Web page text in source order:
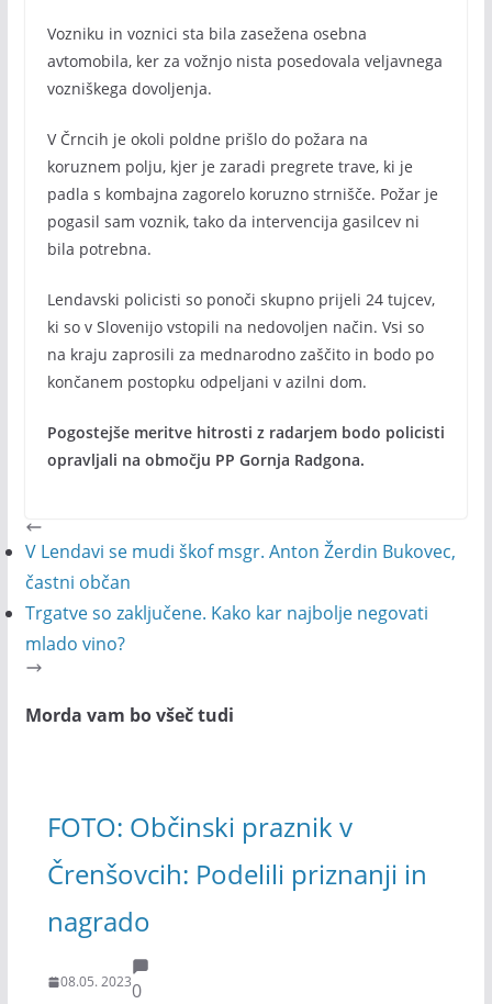
Vozniku in voznici sta bila zasežena osebna
avtomobila, ker za vožnjo nista posedovala veljavnega
vozniškega dovoljenja.
V Črncih je okoli poldne prišlo do požara na
koruznem polju, kjer je zaradi pregrete trave, ki je
padla s kombajna zagorelo koruzno strnišče. Požar je
pogasil sam voznik, tako da intervencija gasilcev ni
bila potrebna.
Lendavski policisti so ponoči skupno prijeli 24 tujcev,
ki so v Slovenijo vstopili na nedovoljen način. Vsi so
na kraju zaprosili za mednarodno zaščito in bodo po
končanem postopku odpeljani v azilni dom.
Pogostejše meritve hitrosti z radarjem bodo policisti
opravljali na območju PP Gornja Radgona.
V Lendavi se mudi škof msgr. Anton Žerdin Bukovec,
častni občan
Trgatve so zaključene. Kako kar najbolje negovati
mlado vino?
Morda vam bo všeč tudi
FOTO: Občinski praznik v
Črenšovcih: Podelili priznanji in
nagrado
08.05. 20230